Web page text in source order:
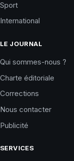
Sport
International
LE JOURNAL
Qui sommes-nous ?
Charte éditoriale
Corrections
Nous contacter
Publicité
SERVICES